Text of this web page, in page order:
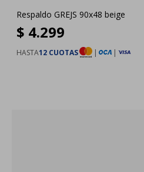
Respaldo GREJS 90x48 beige
$ 4.299
HASTA12 CUOTAS | |